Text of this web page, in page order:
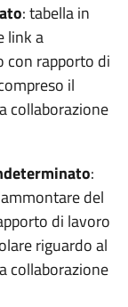
: tabella in
link a
con rapporto di
il
collaborazione
:
del
di lavoro
riguardo al
collaborazione